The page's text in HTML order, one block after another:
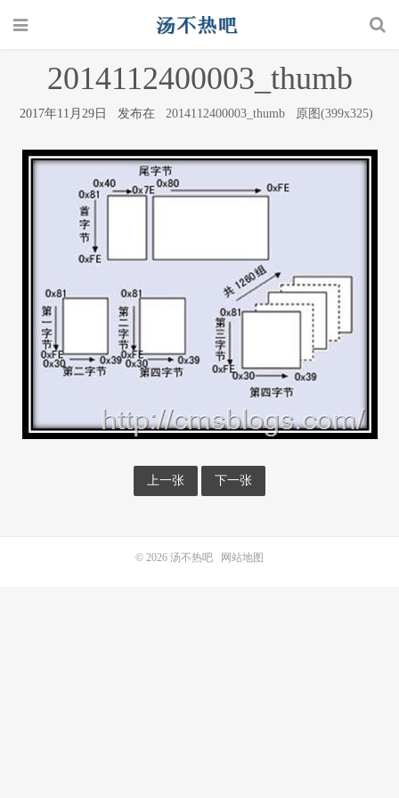
2014112400003_thumb
2017年11月29日 发布在 2014112400003_thumb 原图(399x325)
上一张 下一张
© 2026 汤不热吧 网站地图